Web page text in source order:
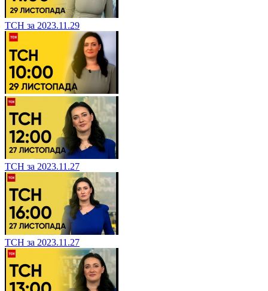
ТСН за 2023.11.29
ТСН за 2023.11.27
ТСН за 2023.11.27